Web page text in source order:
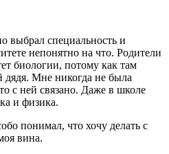
выбрал специальность и
непонятно на что. Родители
биологии, потому как там
дядя. Мне никогда не была
с ней связано. Даже в школе
и физика.
понимал, что хочу делать с
вина.